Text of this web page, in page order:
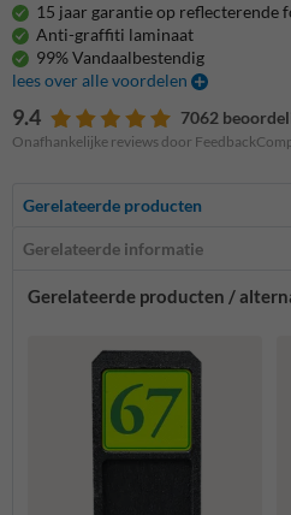
15 jaar garantie op reflecterende
Anti-graffiti laminaat
99% Vandaalbestendig
lees over alle voordelen
9.4 7062
Onafhankelijke reviews door
Gerelateerde producten
Gerelateerde informatie
Gerelateerde producten /